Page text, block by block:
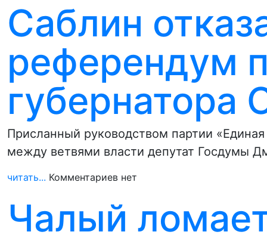
Саблин
референдум
губернатора
Присланный руководством партии
между ветвями власти депутат Госдумы
читать... Комментариев нет
Чалый